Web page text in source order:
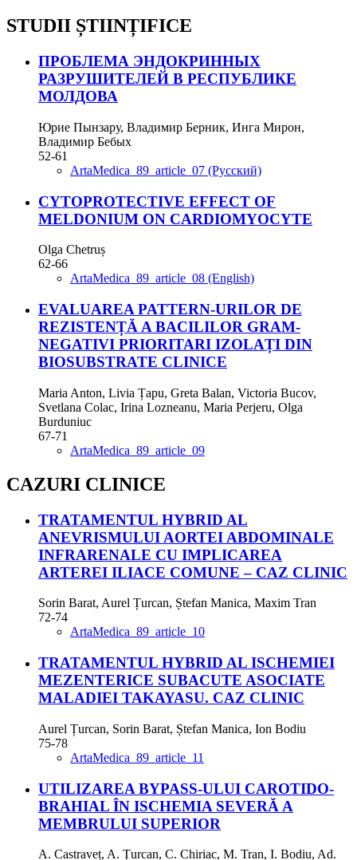
STUDII ȘTIINȚIFICE
ПРОБЛЕМА ЭНДОКРИННЫХ
РАЗРУШИТЕЛЕЙ В РЕСПУБЛИКЕ
МОЛДОВА
Юрие Пынзару, Владимир Берник, Инга Мирон,
Владимир Бебых
52-61
ArtaMedica_89_article_07 (Русский)
CYTOPROTECTIVE EFFECT OF
MELDONIUM ON CARDIOMYOCYTE
Olga Chetruș
62-66
ArtaMedica_89_article_08 (English)
EVALUAREA PATTERN-URILOR DE
REZISTENȚĂ A BACILILOR GRAM-
NEGATIVI PRIORITARI IZOLAȚI DIN
BIOSUBSTRATE CLINICE
Maria Anton, Livia Țapu, Greta Balan, Victoria Bucov,
Svetlana Colac, Irina Lozneanu, Maria Perjeru, Olga
Burduniuc
67-71
ArtaMedica_89_article_09
CAZURI CLINICE
TRATAMENTUL HYBRID AL
ANEVRISMULUI AORTEI ABDOMINALE
INFRARENALE CU IMPLICAREA
ARTEREI ILIACE COMUNE – CAZ CLINIC
Sorin Barat, Aurel Țurcan, Ștefan Manica, Maxim Tran
72-74
ArtaMedica_89_article_10
TRATAMENTUL HYBRID AL ISCHEMIEI
MEZENTERICE SUBACUTE ASOCIATE
MALADIEI TAKAYASU. CAZ CLINIC
Aurel Țurcan, Sorin Barat, Ștefan Manica, Ion Bodiu
75-78
ArtaMedica_89_article_11
UTILIZAREA BYPASS-ULUI CAROTIDO-
BRAHIAL ÎN ISCHEMIA SEVERĂ A
MEMBRULUI SUPERIOR
A. Castraveț, A. Țurcan, C. Chiriac, M. Tran, I. Bodiu, Ad.